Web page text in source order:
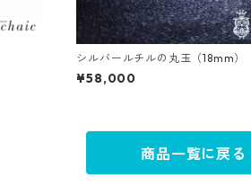
シルバールチルの丸玉（18mm）
¥58,000
商品一覧に戻る